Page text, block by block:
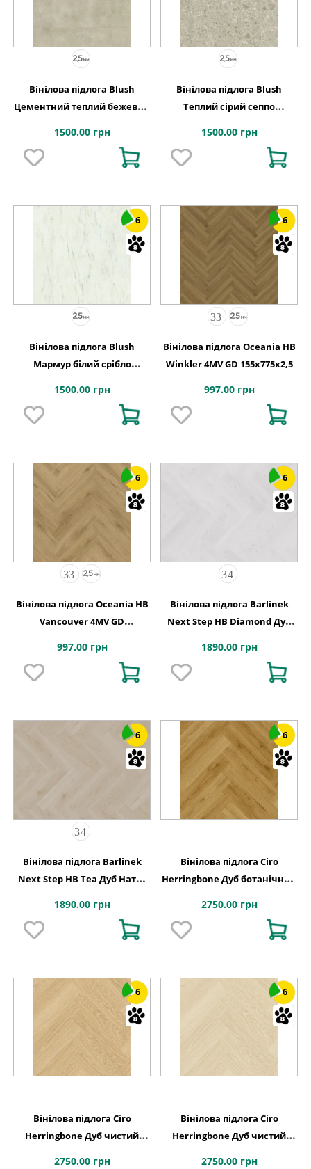
Вінілова підлога Blush
Цементний теплий бежевий
1500.00 грн
Вінілова підлога Blush
Теплий сірий сеппо
1500.00 грн
6
Вінілова підлога Blush
Мармур білий срібло
1500.00 грн
6
Вінілова підлога Oceania HB
Winkler 4MV GD 155x775x2,5
997.00 грн
6
Вінілова підлога Oceania HB
Vancouver 4MV GD
997.00 грн
6
Вінілова підлога Barlinek
Next Step HB Diamond Дуб
1890.00 грн
6
Вінілова підлога Barlinek
Next Step HB Tea Дуб Натур
1890.00 грн
6
Вінілова підлога Ciro
Herringbone Дуб ботанічний
2750.00 грн
6
Вінілова підлога Ciro
Herringbone Дуб чистий
2750.00 грн
6
Вінілова підлога Ciro
Herringbone Дуб чистий
2750.00 грн